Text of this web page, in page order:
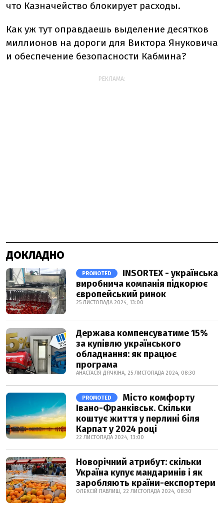
что Казначейство блокирует расходы.
Как уж тут оправдаешь выделение десятков
миллионов на дороги для Виктора Януковича
и обеспечение безопасности Кабмина?
РЕКЛАМА:
ДОКЛАДНО
PROMOTED
INSORTEX - українська
виробнича компанія підкорює
європейський ринок
25 ЛИСТОПАДА 2024, 13:00
Держава компенсуватиме 15%
за купівлю українського
обладнання: як працює
програма
АНАСТАСІЯ ДЯЧКІНА, 25 ЛИСТОПАДА 2024, 08:30
PROMOTED
Місто комфорту
Івано-Франківськ. Скільки
коштує життя у перлині біля
Карпат у 2024 році
22 ЛИСТОПАДА 2024, 13:00
Новорічний атрибут: скільки
Україна купує мандаринів і як
заробляють країни-експортери
ОЛЕКСІЙ ПАВЛИШ, 22 ЛИСТОПАДА 2024, 08:30